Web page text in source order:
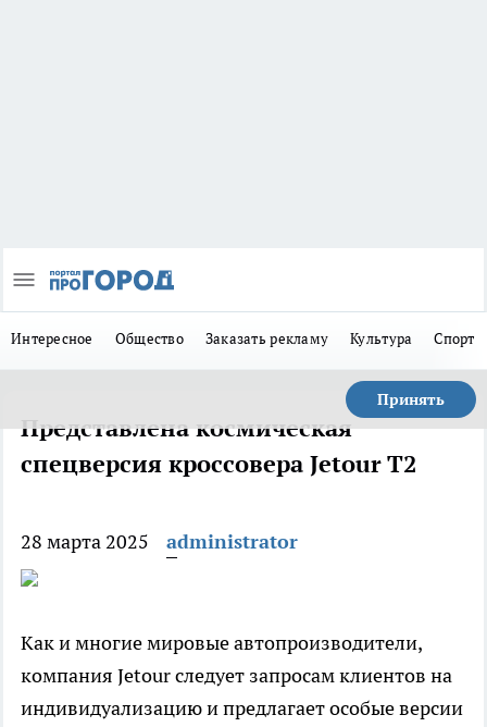
Интересное Общество Заказать рекламу Культура Спорт
Принять
Представлена космическая
спецверсия кроссовера Jetour T2
28 марта 2025 administrator
Как и многие мировые автопроизводители,
компания Jetour следует запросам клиентов на
индивидуализацию и предлагает особые версии